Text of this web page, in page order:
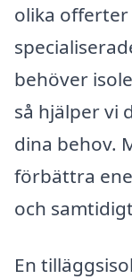
olika
behöver
så hjälper vi
dina behov.
förbättra
och
En